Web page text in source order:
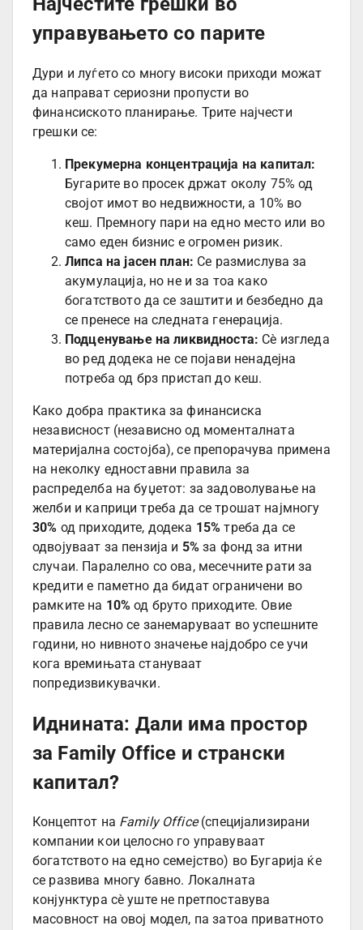
управувањето со парите
Дури и луѓето со многу високи приходи можат
да направат сериозни пропусти во
финансиското планирање. Трите најчести
грешки се:
Прекумерна концентрација на капитал:
Бугарите во просек држат околу 75% од
својот имот во недвижности, а 10% во
кеш. Премногу пари на едно место или во
само еден бизнис е огромен ризик.
Липса на јасен план: Се размислува за
акумулација, но не и за тоа како
богатството да се заштити и безбедно да
се пренесе на следната генерација.
Подценување на ликвидноста: Сè изгледа
во ред додека не се појави ненадејна
потреба од брз пристап до кеш.
Како добра практика за финансиска
независност (независно од моменталната
материјална состојба), се препорачува примена
на неколку едноставни правила за
распределба на буџетот: за задоволување на
желби и каприци треба да се трошат најмногу
30% од приходите, додека 15% треба да се
одвојуваат за пензија и 5%за фонд за итни
случаи. Паралелно со ова, месечните рати за
кредити е паметно да бидат ограничени во
рамките на 10% од бруто приходите. Овие
правила лесно се занемаруваат во успешните
години, но нивното значење најдобро се учи
кога времињата стануваат
попредизвикувачки.
Иднината: Дали има простор
за Family Office и странски
капитал?
Концептот на Family Office(специјализирани
компании кои целосно го управуваат
богатството на едно семејство) во Бугарија ќе
се развива многу бавно. Локалната
конјунктура сè уште не претпоставува
масовност на овој модел, па затоа приватното